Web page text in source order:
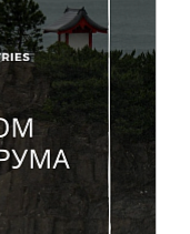
дадут новую
территориям